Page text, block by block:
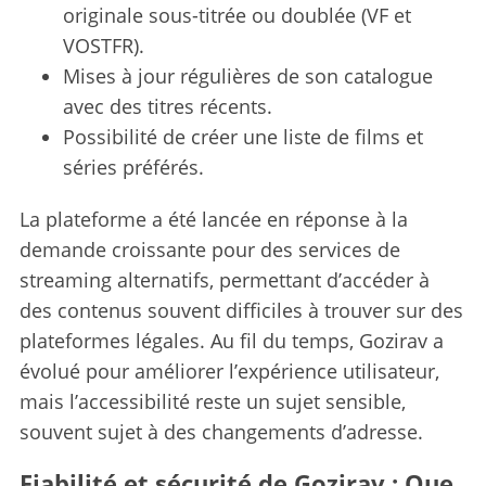
originale sous-titrée ou doublée (VF et
VOSTFR).
Mises à jour régulières de son catalogue
avec des titres récents.
Possibilité de créer une liste de films et
séries préférés.
La plateforme a été lancée en réponse à la
demande croissante pour des services de
streaming alternatifs, permettant d’accéder à
des contenus souvent difficiles à trouver sur des
plateformes légales. Au fil du temps, Gozirav a
évolué pour améliorer l’expérience utilisateur,
mais l’accessibilité reste un sujet sensible,
souvent sujet à des changements d’adresse.